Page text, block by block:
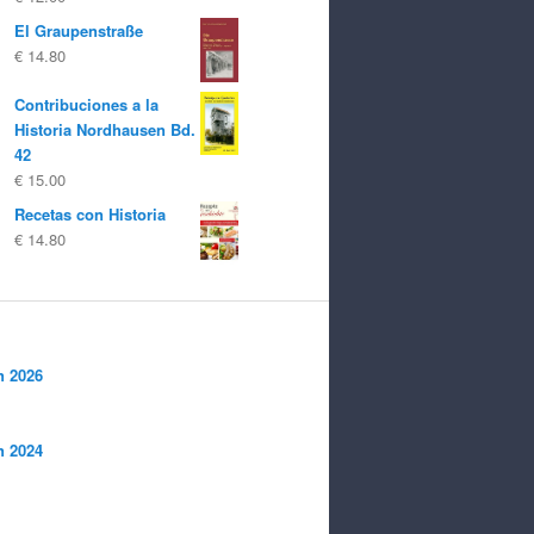
El Graupenstraße
€ 14.80
Contribuciones a la
Historia Nordhausen Bd.
42
€ 15.00
Recetas con Historia
€ 14.80
2026
2024